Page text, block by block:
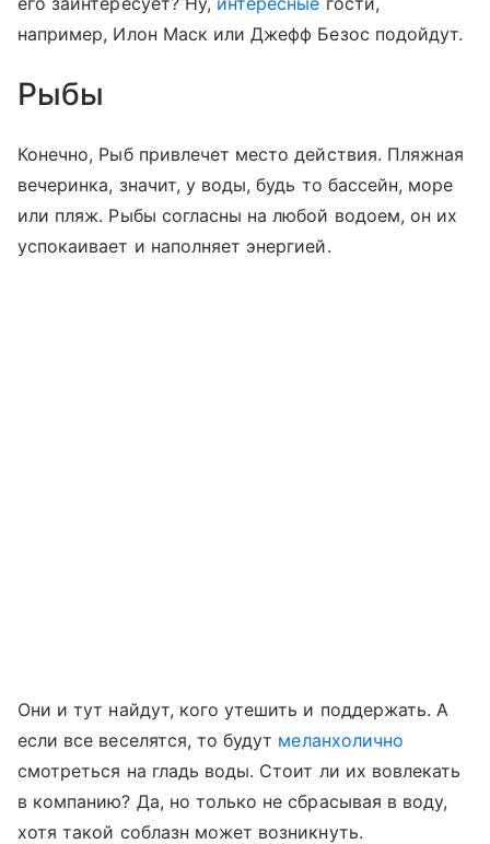
например, Илон Маск или Джефф Безос подойдут.
Рыбы
Конечно, Рыб привлечет место действия. Пляжная
вечеринка, значит, у воды, будь то бассейн, море
или пляж. Рыбы согласны на любой водоем, он их
успокаивает и наполняет энергией.
Они и тут найдут, кого утешить и поддержать. А
если все веселятся, то будут меланхолично
смотреться на гладь воды. Стоит ли их вовлекать
в компанию? Да, но только не сбрасывая в воду,
хотя такой соблазн может возникнуть.